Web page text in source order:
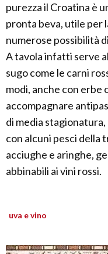
purezza il Croatina è
pronta beva, utile per
numerose possibilità
A tavola infatti serve
sugo come le carni
modi, anche con erbe
accompagnare
di media
con alcuni pesci della
acciughe e aringhe,
abbinabili ai vini rossi.
uva e vino